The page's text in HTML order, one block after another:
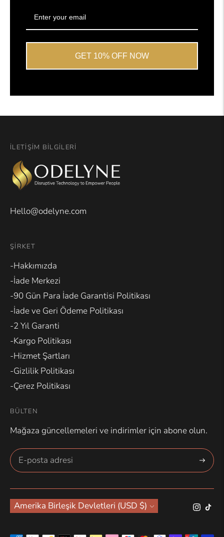
GET 10% OFF NOW
İLETIŞIM BILGILERI
Hello@odelyne.com
ŞIRKET
-Hakkımızda
-İade Merkezi
-90 Gün Para İade Garantisi Politikası
-İade ve Geri Ödeme Politikası
-2 Yıl Garanti
-Kargo Politikası
-Hizmet Şartları
-Gizlilik Politikası
-Çerez Politikası
BÜLTEN
Mağaza güncellemeleri ve indirimler için abone olun.
Abone
Ol
Para
Amerika Birleşik Devletleri (USD $)